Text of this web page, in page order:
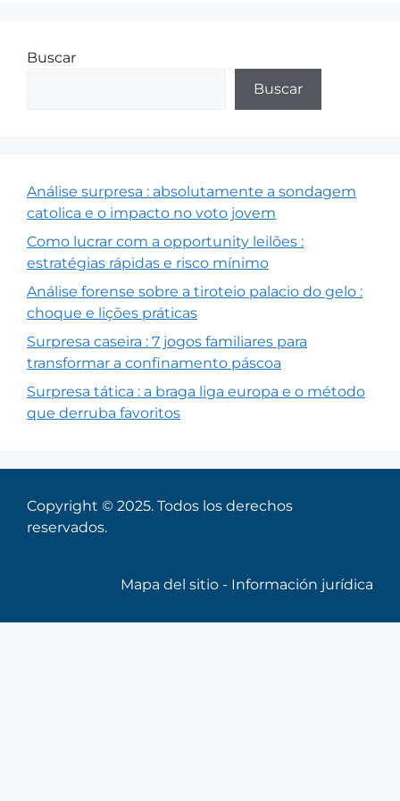
Buscar
Buscar
Análise surpresa : absolutamente a sondagem
catolica e o impacto no voto jovem
Como lucrar com a opportunity leilões :
estratégias rápidas e risco mínimo
Análise forense sobre a tiroteio palacio do gelo :
choque e lições práticas
Surpresa caseira : 7 jogos familiares para
transformar a confinamento páscoa
Surpresa tática : a braga liga europa e o método
que derruba favoritos
Copyright © 2025. Todos los derechos
reservados.
Mapa del sitio - Información jurídica